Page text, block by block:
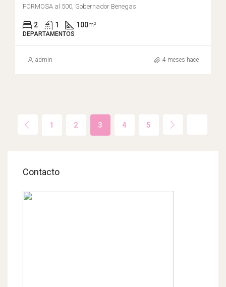
FORMOSA al 500, Gobernador Benegas
2 1 100m²
DEPARTAMENTOS
admin 4 meses hace
1 2 3 4 5
Contacto